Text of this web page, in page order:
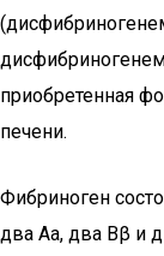
приобретенная
печени.
Фибриноген
два Аа, два Bβ и